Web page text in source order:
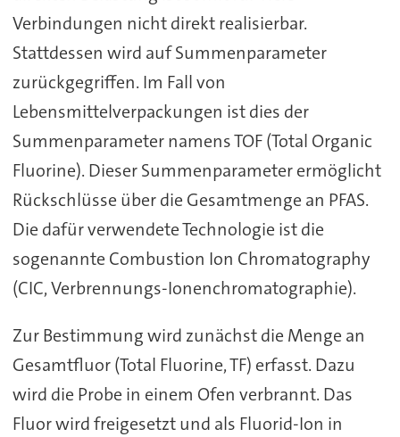
Verbindungen nicht direkt realisierbar.
Stattdessen wird auf Summenparameter
zurückgegriffen. Im Fall von
Lebensmittelverpackungen ist dies der
Summenparameter namens TOF (Total Organic
Fluorine). Dieser Summenparameter ermöglicht
Rückschlüsse über die Gesamtmenge an PFAS.
Die dafür verwendete Technologie ist die
sogenannte Combustion Ion Chromatography
(CIC, Verbrennungs-Ionenchromatographie).
Zur Bestimmung wird zunächst die Menge an
Gesamtfluor (Total Fluorine, TF) erfasst. Dazu
wird die Probe in einem Ofen verbrannt. Das
Fluor wird freigesetzt und als Fluorid-Ion in